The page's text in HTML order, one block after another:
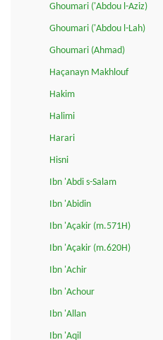
Ghoumari ('Abdou l-Aziz)
Ghoumari ('Abdou l-Lah)
Ghoumari (Ahmad)
Haçanayn Makhlouf
Hakim
Halimi
Harari
Hisni
Ibn 'Abdi s-Salam
Ibn 'Abidin
Ibn 'Açakir (m.571H)
Ibn 'Açakir (m.620H)
Ibn 'Achir
Ibn 'Achour
Ibn 'Allan
Ibn 'Aqil